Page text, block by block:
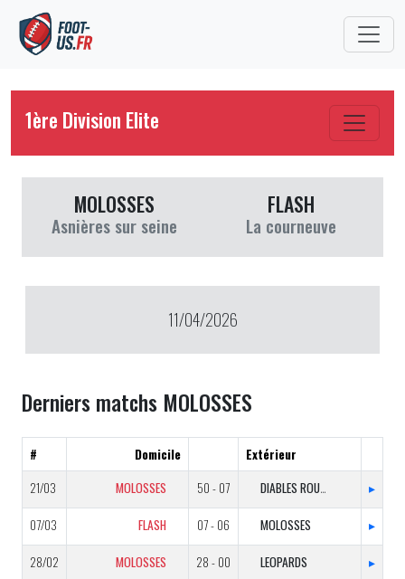
1ère Division Elite
MOLOSSES
Asnières sur seine
FLASH
La courneuve
11/04/2026
Derniers matchs MOLOSSES
# Domicile
Extérieur
21/03
MOLOSSES 50 - 07 DIABLES ROUGES ▸
07/03 FLASH 07 - 06 MOLOSSES ▸
28/02 MOLOSSES 28 - 00 LEOPARDS ▸